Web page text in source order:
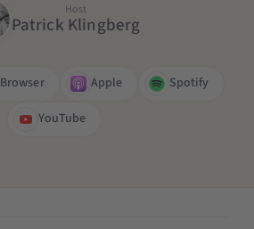
Host
Patrick Klingberg
Browser Apple
Spotify
YouTube